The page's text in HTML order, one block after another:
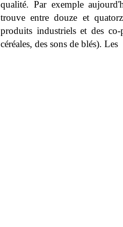
qualité. Par exemple
trouve entre douze et
produits industriels et des co-
céréales, des sons de blés). Les